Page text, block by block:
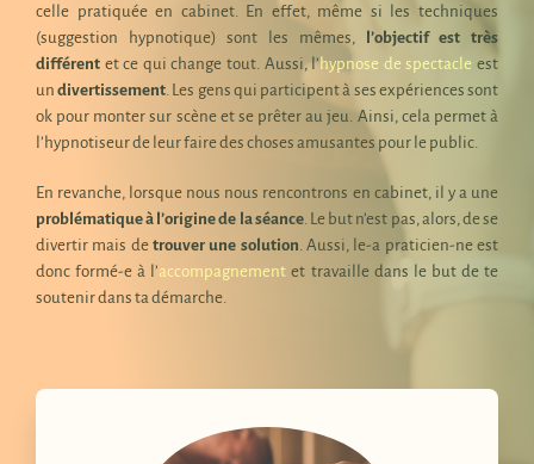
celle pratiquée en cabinet. En effet, même si les techniques
(suggestion hypnotique) sont les mêmes, l’objectif est très
différentet ce qui change tout. Aussi, l’hypnose de spectacle est
undivertissement . Les gens qui participent à ses expériences sont
ok pour monter sur scène et se prêter au jeu. Ainsi, cela permet à
l’hypnotiseur de leur faire des choses amusantes pour le public.
En revanche, lorsque nous nous rencontrons en cabinet, il y a une
problématique à l’origine de la séance. Le but n’est pas, alors, de se
divertir mais de trouver une solution . Aussi, le-a praticien-ne est
donc formé-e à l’accompagnementet travaille dans le but de te
soutenir dans ta démarche.